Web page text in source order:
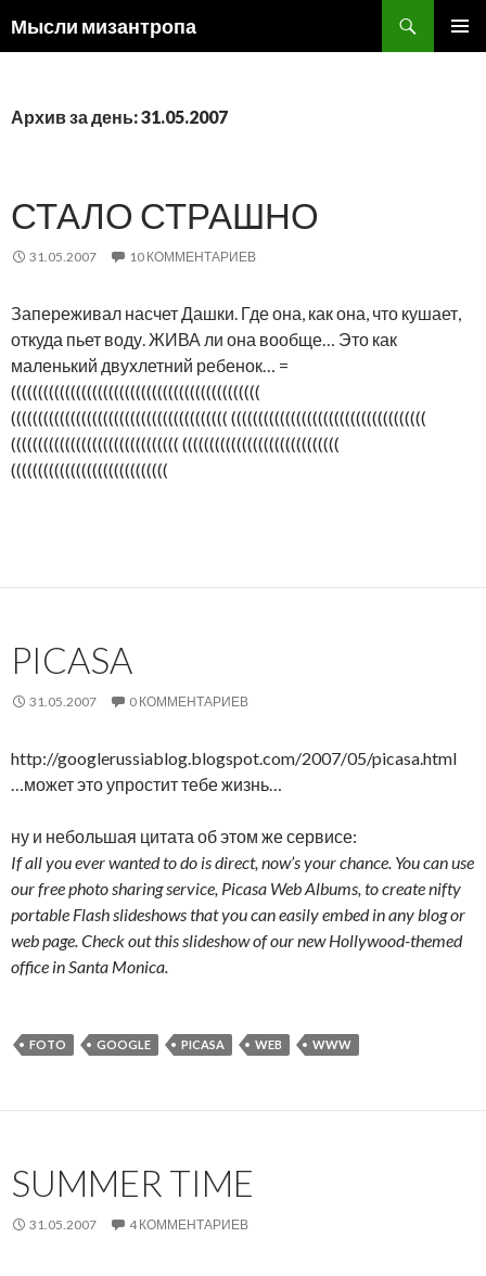
Мысли мизантропа
Архив за день: 31.05.2007
СТАЛО СТРАШНО
31.05.2007 10 КОММЕНТАРИЕВ
Запереживал насчет Дашки. Где она, как она, что кушает,
откуда пьет воду. ЖИВА ли она вообще… Это как
маленький двухлетний ребенок… =
((((((((((((((((((((((((((((((((((((((((((((((
(((((((((((((((((((((((((((((((((((((((( ((((((((((((((((((((((((((((((((((((
((((((((((((((((((((((((((((((( (((((((((((((((((((((((((((((
(((((((((((((((((((((((((((((
PICASA
31.05.2007 0 КОММЕНТАРИЕВ
http://googlerussiablog.blogspot.com/2007/05/picasa.html
…может это упростит тебе жизнь…
ну и небольшая цитата об этом же сервисе:
If all you ever wanted to do is direct, now’s your chance. You can use
our free photo sharing service, Picasa Web Albums, to create nifty
portable Flash slideshows that you can easily embed in any blog or
web page. Check out this slideshow of our new Hollywood-themed
office in Santa Monica.
FOTO GOOGLE PICASA WEB WWW
SUMMER TIME
31.05.2007 4 КОММЕНТАРИЕВ